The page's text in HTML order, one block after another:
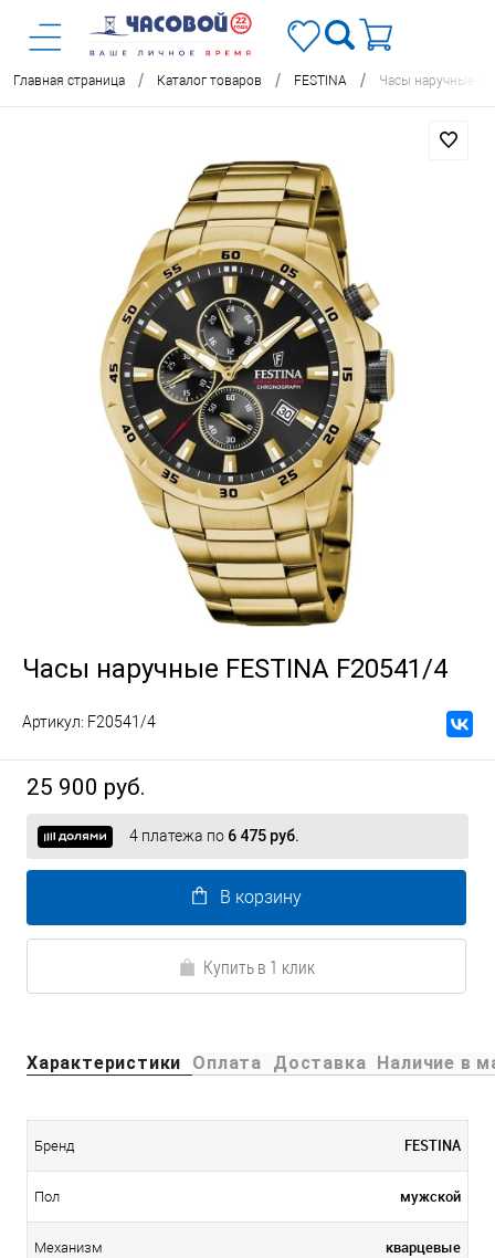
Главная страница / Каталог товаров / FESTINA / Часы наручные
Часы наручные FESTINA F20541/4
Артикул: F20541/4
25 900 руб.
4 платежа по 6 475 руб.
В корзину
Купить в 1 клик
Характеристики Оплата Доставка Наличие в
Бренд FESTINA
Пол мужской
Механизм кварцевые